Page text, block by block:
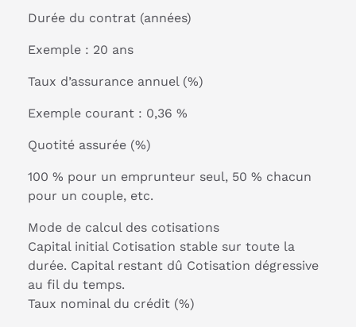
Durée du contrat (années)
Exemple : 20 ans
Taux d’assurance annuel (%)
Exemple courant : 0,36 %
Quotité assurée (%)
100 % pour un emprunteur seul, 50 % chacun
pour un couple, etc.
Mode de calcul des cotisations
Capital initial Cotisation stable sur toute la
durée. Capital restant dû Cotisation dégressive
au fil du temps.
Taux nominal du crédit (%)